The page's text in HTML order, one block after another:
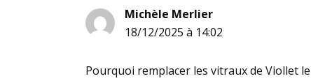
Michèle Merlier
18/12/2025 à 14:02
Pourquoi remplacer les vitraux de Viollet